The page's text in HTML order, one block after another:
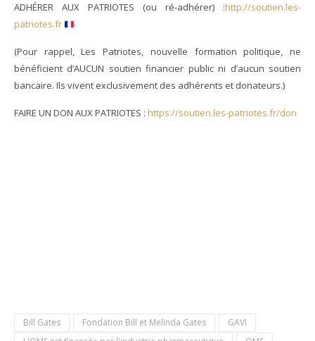
ADHÉRER AUX PATRIOTES (ou ré-adhérer) :http://soutien.les-
patriotes.fr
(Pour rappel, Les Patriotes, nouvelle formation politique, ne
bénéficient d’AUCUN soutien financier public ni d’aucun soutien
bancaire. Ils vivent exclusivement des adhérents et donateurs.)
FAIRE UN DON AUX PATRIOTES : https://soutien.les-patriotes.fr/don
Bill Gates Fondation Bill et Melinda Gates
GAVI